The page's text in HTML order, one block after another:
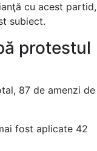
cu acest partid,
subiect.
protestul
87 de amenzi de
fost aplicate 42